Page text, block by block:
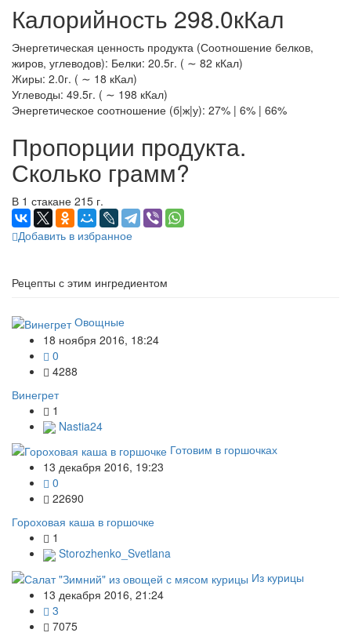
Калорийность 298.0кКал
Энергетическая ценность продукта (Соотношение белков,
жиров, углеводов): Белки: 20.5г. ( ∼ 82 кКал)
Жиры: 2.0г. ( ∼ 18 кКал)
Углеводы: 49.5г. ( ∼ 198 кКал)
Энергетическое соотношение (б|ж|у): 27% | 6% | 66%
Пропорции продукта.
Сколько грамм?
В 1 стакане 215 г.
Добавить в избранное
Рецепты с этим ингредиентом
Овощные
18 ноября 2016, 18:24
0
4288
Винегрет
1
Nastia24
Готовим в горшочках
13 декабря 2016, 19:23
0
22690
Гороховая каша в горшочке
1
Storozhenko_Svetlana
Из курицы
13 декабря 2016, 21:24
3
7075